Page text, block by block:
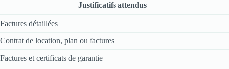
Justificatifs attendus
Factures détaillées
Contrat de location, plan ou factures
Factures et certificats de garantie